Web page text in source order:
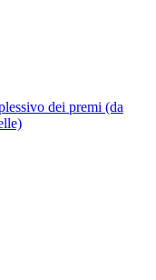
dei premi (da